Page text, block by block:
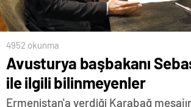
4952 okunma
Avusturya başbakanı
ile ilgili bilinmeyenler
Ermenistan'a verdiği Karabağ